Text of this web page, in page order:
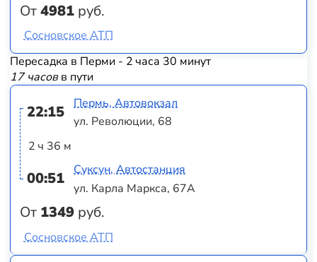
От4981 руб.
Сосновское АТП
Пересадка в Перми - 2 часа 30 минут
17 часовв пути
22:15
2 ч 36 м
00:51
От 1349 руб.
Пермь, Автовокзал
ул. Революции, 68
Суксун, Автостанция
ул. Карла Маркса, 67А
Сосновское АТП